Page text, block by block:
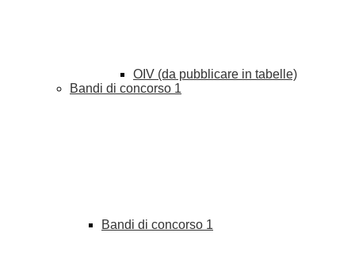
OIV (da pubblicare in tabelle)
Bandi di concorso 1
Bandi di concorso 1